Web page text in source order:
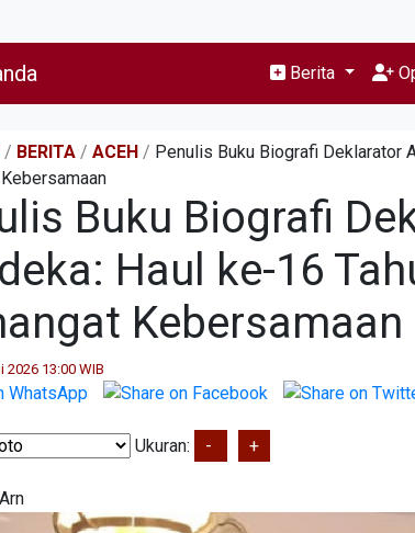
Berita
/ BERITA / ACEH / Penulis Buku Biografi Deklarator
Buku Biografi
Haul ke-16
Kebersamaan
2026 13:00 WIB
Ukuran: - +
Arn